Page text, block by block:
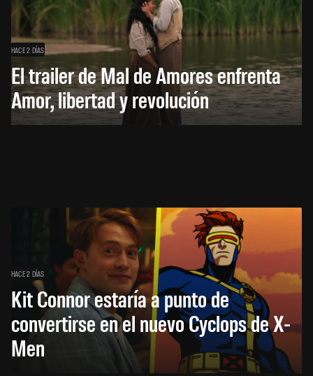
HACE 2 DÍAS
El trailer de Mal de Amores enfrenta
Amor, libertad y revolución
HACE 2 DÍAS
Kit Connor estaría a punto de
convertirse en el nuevo Cyclops de X-
Men